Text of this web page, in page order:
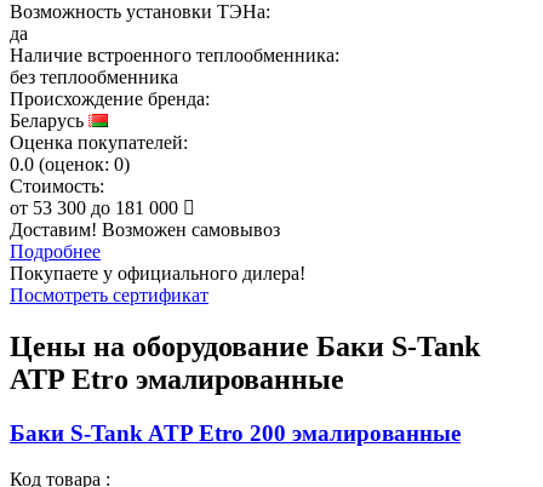
Возможность установки ТЭНа:
да
Наличие встроенного теплообменника:
без теплообменника
Происхождение бренда:
Беларусь
Оценка покупателей:
0.0 (оценок: 0)
Стоимость:
от 53 300 до 181 000
Доставим! Возможен самовывоз
Подробнее
Покупаете у официального дилера!
Посмотреть сертификат
Цены на оборудование Баки S-Tank
ATP Etro эмалированные
Баки S-Tank ATP Etro 200 эмалированные
Код товара :